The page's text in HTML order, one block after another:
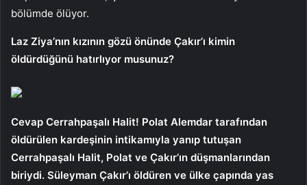
bölümde ölüyor.
Laz Ziya’nın kızının gözü önünde Çakır’ı kimin
öldürdüğünü hatırlıyor musunuz?
Cevap Cerrahpaşalı Halit! Polat Alemdar tarafından
öldürülen kardeşinin intikamıyla yanıp tutuşan
Cerrahpaşalı Halit, Polat ve Çakır’ın düşmanlarından
biriydi. Süleyman Çakır’ı öldüren ve ülke çapında yas